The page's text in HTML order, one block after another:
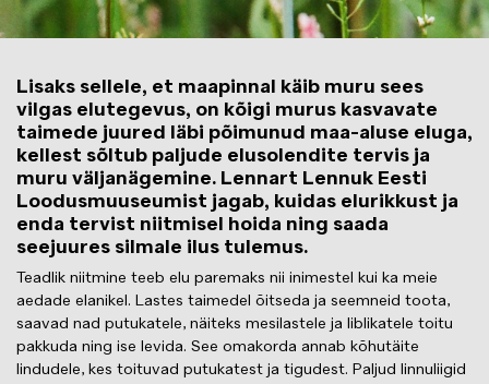
Lisaks sellele, et maapinnal käib muru sees
vilgas elutegevus, on kõigi murus kasvavate
taimede juured läbi põimunud maa-aluse eluga,
kellest sõltub paljude elusolendite tervis ja
muru väljanägemine. Lennart Lennuk Eesti
Loodusmuuseumist jagab, kuidas elurikkust ja
enda tervist niitmisel hoida ning saada
seejuures silmale ilus tulemus.
Teadlik niitmine teeb elu paremaks nii inimestel kui ka meie
aedade elanikel. Lastes taimedel õitseda ja seemneid toota,
saavad nad putukatele, näiteks mesilastele ja liblikatele toitu
pakkuda ning ise levida. See omakorda annab kõhutäite
lindudele, kes toituvad putukatest ja tigudest. Paljud linnuliigid